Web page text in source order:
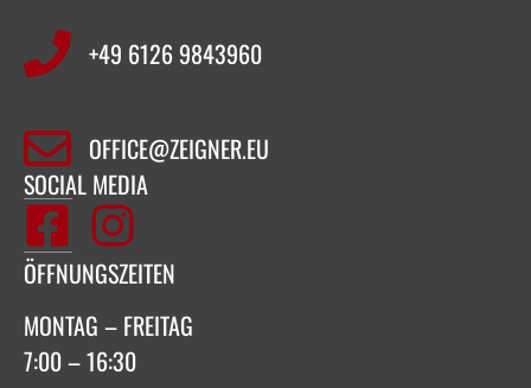
+49 6126 9843960‬
OFFICE@ZEIGNER.EU
SOCIAL MEDIA
ÖFFNUNGSZEITEN
MONTAG – FREITAG
7:00 – 16:30